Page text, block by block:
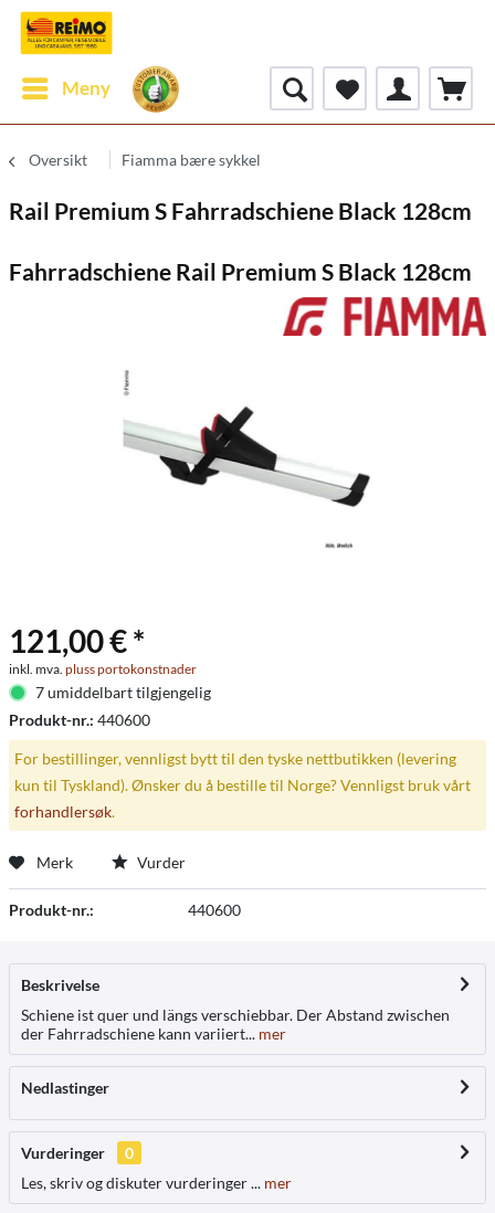
Meny
Oversikt Fiamma bære sykkel
Rail Premium S Fahrradschiene Black 128cm
Fahrradschiene Rail Premium S Black 128cm
121,00 € *
inkl. mva. pluss portokonstnader
7 umiddelbart tilgjengelig
Produkt-nr.: 440600
For bestillinger, vennligst bytt til den tyske nettbutikken (levering
kun til Tyskland). Ønsker du å bestille til Norge? Vennligst bruk vårt
forhandlersøk.
Merk Vurder
Produkt-nr.: 440600
Beskrivelse
Schiene ist quer und längs verschiebbar. Der Abstand zwischen
der Fahrradschiene kann variiert... mer
Nedlastinger
Vurderinger
0
Les, skriv og diskuter vurderinger ... mer